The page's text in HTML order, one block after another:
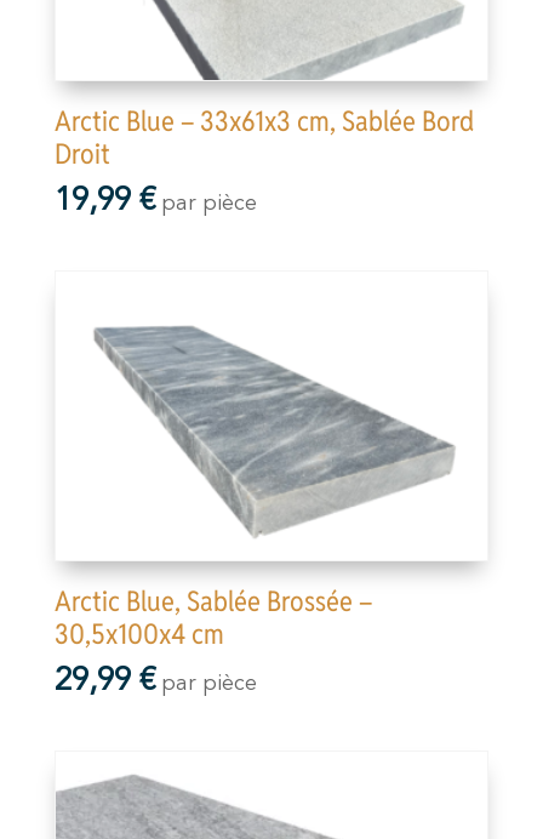
Arctic Blue – 33x61x3 cm, Sablée Bord
Droit
19,99 € par pièce
Arctic Blue, Sablée Brossée –
30,5x100x4 cm
29,99 € par pièce